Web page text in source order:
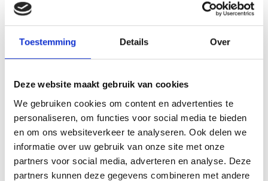
Toestemming Details Over
Deze website maakt gebruik van cookies
We gebruiken cookies om content en advertenties te
personaliseren, om functies voor social media te bieden
en om ons websiteverkeer te analyseren. Ook delen we
informatie over uw gebruik van onze site met onze
partners voor social media, adverteren en analyse. Deze
partners kunnen deze gegevens combineren met andere
De weidse polders
vele weggetjes en wandel- en fietspaden die er
ruimte, rust en de geuren van de grassen. Het
aangrenzende duin zorgt voor bijzondere planten
door het instromende duinwater. Verder vind je veel
vogels, kikkers en salamanders in dit natuurgebied.